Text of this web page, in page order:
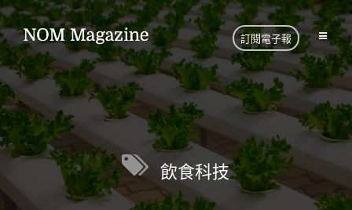
訂閱電子報
飲食科技